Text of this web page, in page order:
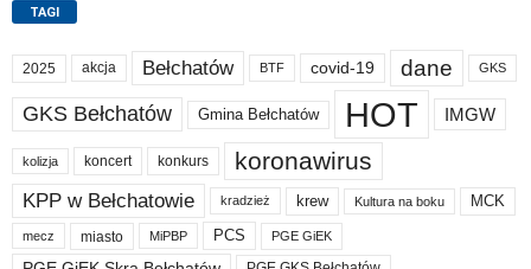
TAGI
2025 akcja Bełchatów BTF covid-19 dane GKS
GKS Bełchatów Gmina Bełchatów HOT IMGW
kolizja koncert konkurs koronawirus
KPP w Bełchatowie kradzież krew Kultura na boku MCK
mecz miasto MiPBP PCS PGE GiEK